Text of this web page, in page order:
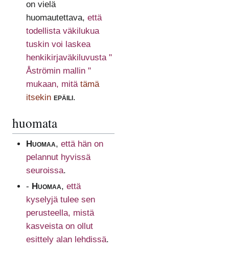
on vielä
huomautettava, että
todellista väkilukua
tuskin voi laskea
henkikirjaväkiluvusta "
Åströmin mallin "
mukaan, mitä tämä
itsekin epäili.
huomata
Huomaa, että hän on
pelannut hyvissä
seuroissa.
- Huomaa, että
kyselyjä tulee sen
perusteella, mistä
kasveista on ollut
esittely alan lehdissä.